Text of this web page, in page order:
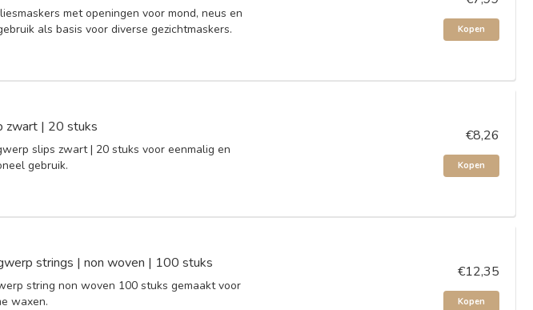
met openingen voor mond, neus en
als basis voor diverse gezichtmaskers.
Kopen
zwart | 20 stuks
slips zwart | 20 stuks voor eenmalig en
gebruik.
€8,26
Kopen
strings | non woven | 100 stuks
string non woven 100 stuks gemaakt voor
waxen.
€12,35
Kopen